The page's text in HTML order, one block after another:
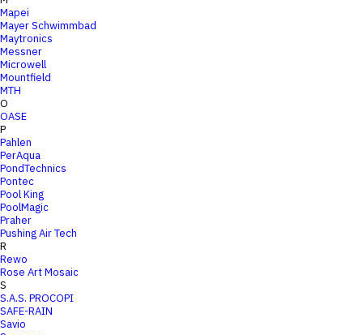
Mapei
Mayer Schwimmbad
Maytronics
Messner
Microwell
Mountfield
MTH
O
OASE
P
Pahlen
PerAqua
PondTechnics
Pontec
Pool King
PoolMagic
Praher
Pushing Air Tech
R
Rewo
Rose Art Mosaic
S
S.A.S. PROCOPI
SAFE-RAIN
Savio